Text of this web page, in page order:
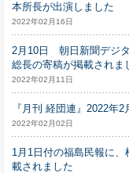
本所長が出演しました
2022年02月16日
2月10日 朝日新聞デジ
総長の寄稿が掲載されま
2022年02月11日
『月刊 経団連』2022年
2022年02月02日
1月1日付の福島民報に
載されました